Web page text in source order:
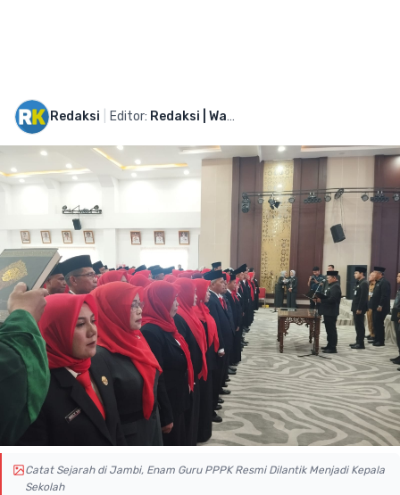
Redaksi Editor: Redaksi | Wartawan: Ifan Ar Uzan
Catat Sejarah di Jambi, Enam Guru PPPK Resmi Dilantik Menjadi Kepala
Sekolah